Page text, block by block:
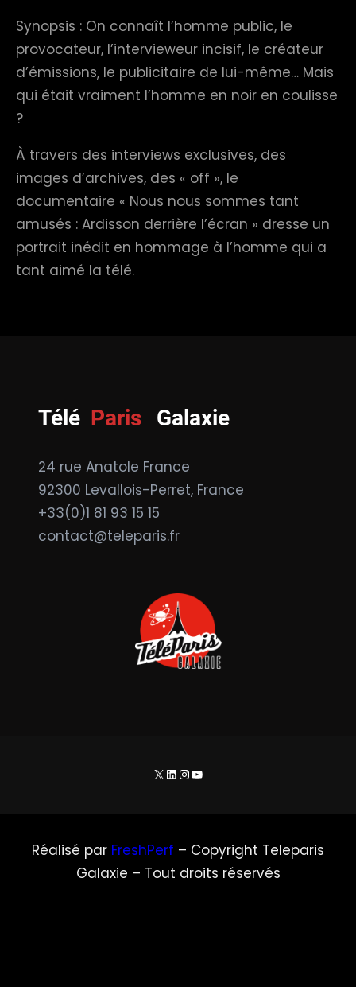
Synopsis : On connaît l’homme public, le
provocateur, l’intervieweur incisif, le créateur
d’émissions, le publicitaire de lui-même… Mais
qui était vraiment l’homme en noir en coulisse
?
À travers des interviews exclusives, des
images d’archives, des « off », le
documentaire « Nous nous sommes tant
amusés : Ardisson derrière l’écran » dresse un
portrait inédit en hommage à l’homme qui a
tant aimé la télé.
Télé Paris Galaxie
24 rue Anatole France
92300 Levallois-Perret, France
+33(0)1 81 93 15 15
contact@teleparis.fr
X LinkedIn
Instagram
YouTube
Réalisé par FreshPerf – Copyright Teleparis
Galaxie – Tout droits réservés